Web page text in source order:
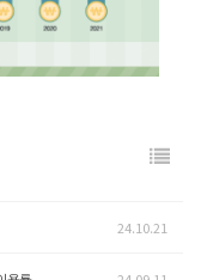
24.10.21